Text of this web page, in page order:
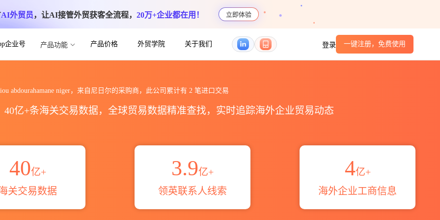
AI外贸员，让AI接管外贸获客全流程， 20万+企业都在用！ 立即体验
企业号 产品功能 产品价格 外贸学院 关于我们 登录 一键注册，免费使用
abdourahamane niger，来自尼日尔的采购商，此公司累计有 2 笔进口交易
40亿+条海关交易数据，全球贸易数据精准查找，实时追踪海外企业贸易动态
40亿+
关交易数据
3.9亿+
领英联系人线索
4亿+
海外企业工商信息